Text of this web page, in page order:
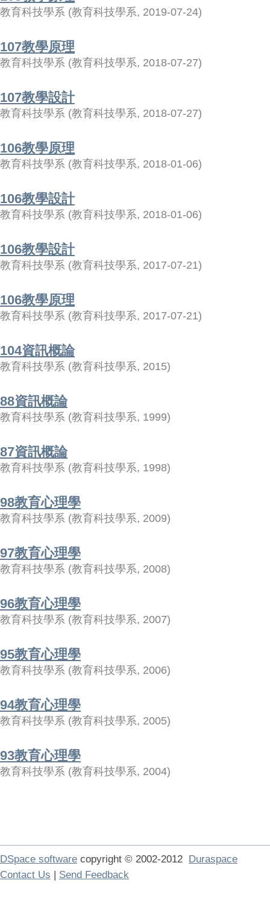
教育科技學系 (教育科技學系, 2019-07-24)
107教學原理
教育科技學系 (教育科技學系, 2018-07-27)
107教學設計
教育科技學系 (教育科技學系, 2018-07-27)
106教學原理
教育科技學系 (教育科技學系, 2018-01-06)
106教學設計
教育科技學系 (教育科技學系, 2018-01-06)
106教學設計
教育科技學系 (教育科技學系, 2017-07-21)
106教學原理
教育科技學系 (教育科技學系, 2017-07-21)
104資訊概論
教育科技學系 (教育科技學系, 2015)
88資訊概論
教育科技學系 (教育科技學系, 1999)
87資訊概論
教育科技學系 (教育科技學系, 1998)
98教育心理學
教育科技學系 (教育科技學系, 2009)
97教育心理學
教育科技學系 (教育科技學系, 2008)
96教育心理學
教育科技學系 (教育科技學系, 2007)
95教育心理學
教育科技學系 (教育科技學系, 2006)
94教育心理學
教育科技學系 (教育科技學系, 2005)
93教育心理學
教育科技學系 (教育科技學系, 2004)
DSpace software copyright © 2002-2012 Duraspace
Contact Us | Send Feedback